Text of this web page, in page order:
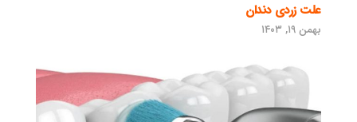
علت زردی دندان
بهمن ۱۹, ۱۴۰۳